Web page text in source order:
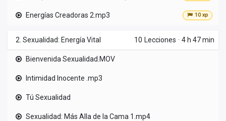
Energías Creadoras 2.mp3 10 xp
2. Sexualidad: Energía Vital 10 Lecciones · 4 h 47 min
Bienvenida Sexualidad.MOV
Intimidad Inocente .mp3
Tú Sexualidad
Sexualidad: Más Alla de la Cama 1.mp4